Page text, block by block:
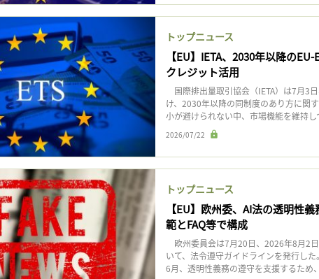
トップニュース
【EU】IETA、2030年以降の
クレジット活用
国際排出量取引協会（IETA）は7月3
け、2030年以降の同制度のあり方に関
小が避けられない中、市場機能を維持
2026/07/22
トップニュース
【EU】欧州委、AI法の透明性
範とFAQ等で構成
欧州委員会は7月20日、2026年8月2
いて、法令遵守ガイドラインを発行し
6月、透明性義務の遵守を支援するた
記事をお気に入りに保存するには
ログインが必要です
ログイン 会員登録